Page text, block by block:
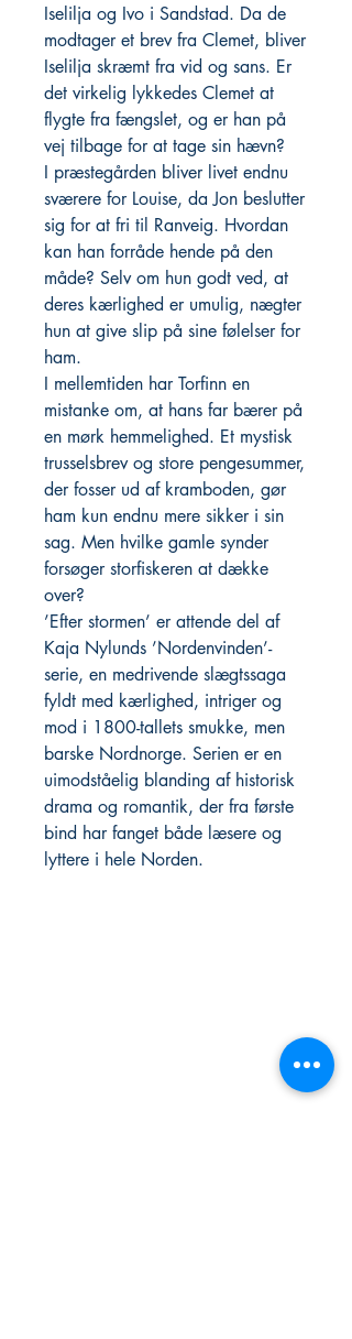
Iselilja og Ivo i Sandstad. Da de
modtager et brev fra Clemet, bliver
Iselilja skræmt fra vid og sans. Er
det virkelig lykkedes Clemet at
flygte fra fængslet, og er han på
vej tilbage for at tage sin hævn?
I præstegården bliver livet endnu
sværere for Louise, da Jon beslutter
sig for at fri til Ranveig. Hvordan
kan han forråde hende på den
måde? Selv om hun godt ved, at
deres kærlighed er umulig, nægter
hun at give slip på sine følelser for
ham.
I mellemtiden har Torfinn en
mistanke om, at hans far bærer på
en mørk hemmelighed. Et mystisk
trusselsbrev og store pengesummer,
der fosser ud af kramboden, gør
ham kun endnu mere sikker i sin
sag. Men hvilke gamle synder
forsøger storfiskeren at dække
over?
’Efter stormen’ er attende del af
Kaja Nylunds ’Nordenvinden’-
serie, en medrivende slægtssaga
fyldt med kærlighed, intriger og
mod i 1800-tallets smukke, men
barske Nordnorge. Serien er en
uimodståelig blanding af historisk
drama og romantik, der fra første
bind har fanget både læsere og
lyttere i hele Norden.